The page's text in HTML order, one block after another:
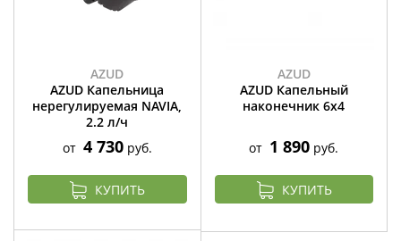
AZUD
AZUD Капельница
нерегулируемая NAVIA,
2.2 л/ч
от 4 730руб.
КУПИТЬ
AZUD
AZUD Капельный
наконечник 6х4
от 1 890 руб.
КУПИТЬ